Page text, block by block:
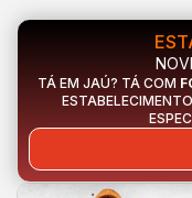
TÁ EM JAÚ? TÁ COM